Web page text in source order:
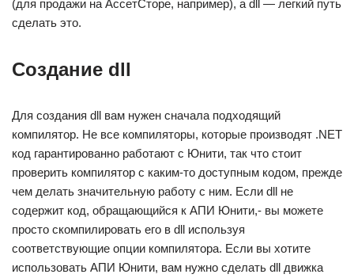
(для продажи на АссетСторе, например), а dll — легкий путь
сделать это.
Создание dll
Для создания dll вам нужен сначала подходящий
компилятор. Не все компиляторы, которые производят .NET
код гарантированно работают с Юнити, так что стоит
проверить компилятор с каким-то доступным кодом, прежде
чем делать значительную работу с ним. Если dll не
содержит код, обращающийся к АПИ Юнити,- вы можете
просто скомпилировать его в dll используя
соответствующие опции компилятора. Если вы хотите
использовать АПИ Юнити, вам нужно сделать dll движка